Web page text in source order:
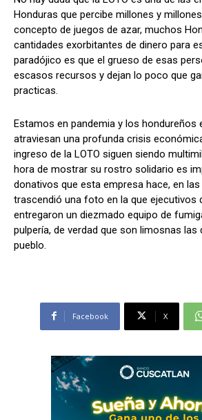
Facebook X WhatsApp
Síganos
Facebook X WhatsApp
Síganos
Honduras que percibe millones y
concepto de juegos de azar, muchos
cantidades exorbitantes de dinero para
paradójico es que el grueso de esas
escasos recursos y dejan lo poco que
practicas.
Estamos en pandemia y los hondureños
atraviesan una profunda crisis
ingreso de la LOTO siguen siendo
hora de mostrar su rostro solidario es
donativos que esta empresa hace, en
trascendió una foto en la que ejecutivos
entregaron un diezmado equipo de
pulpería, de verdad que son limosnas las
pueblo.
Facebook X